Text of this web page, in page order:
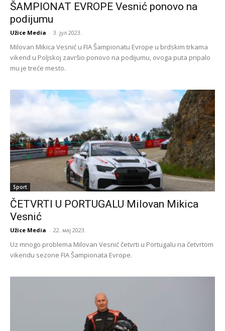
ŠAMPIONAT EVROPE Vesnić ponovo na
podijumu
Užice Media - 3. јул 2023.
Milovan Mikica Vesnić u FIA Šampionatu Evrope u brdskim trkama
vikend u Poljskoj završio ponovo na podijumu, ovoga puta pripalo
mu je treće mesto.
Sport
ČETVRTI U PORTUGALU Milovan Mikica
Vesnić
Užice Media - 22. мај 2023.
Uz mnogo problema Milovan Vesnić četvrti u Portugalu na četvrtom
vikendu sezone FIA Šampionata Evrope.